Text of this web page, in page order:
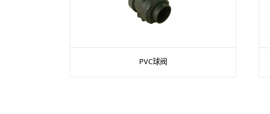
PVC球阀